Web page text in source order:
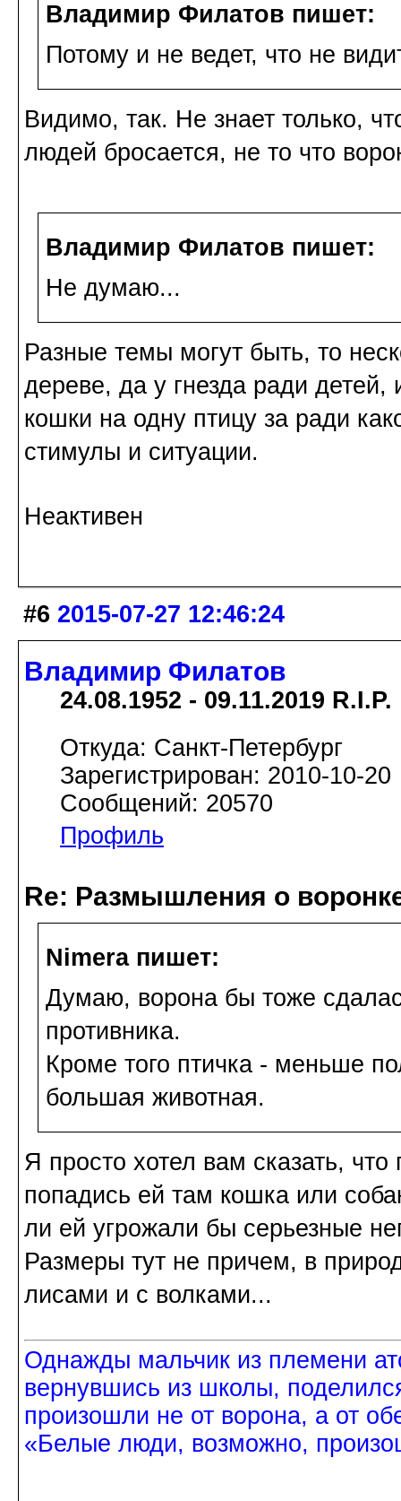
Владимир Филатов пишет:
Потому и не ведет, что не
Видимо, так. Не знает только,
людей бросается, не то что
Владимир Филатов пишет:
Не думаю...
Разные темы могут быть, то
дереве, да у гнезда ради
кошки на одну птицу за ради
стимулы и ситуации.
Неактивен
#6 2015-07-27 12:46:24
Владимир Филатов
24.08.1952 - 09.11.2019 R.I.P.
Откуда: Санкт-Петербург
Зарегистрирован: 2010-10-20
Сообщений: 20570
Профиль
Re: Размышления о
Nimera пишет:
Думаю, ворона бы тоже
противника.
Кроме того птичка - меньше
большая животная.
Я просто хотел вам сказать,
попадись ей там кошка или
ли ей угрожали бы серьезные
Размеры тут не причем, в
лисами и с волками...
Однажды мальчик из племени
вернувшись из школы,
произошли не от ворона, а от
«Белые люди, возможно,